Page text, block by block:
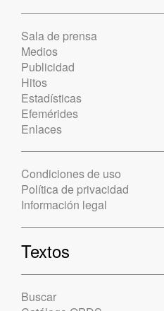
Sala de prensa
Medios
Publicidad
Hitos
Estadísticas
Efemérides
Enlaces
Condiciones de uso
Política de privacidad
Información legal
Textos
Buscar